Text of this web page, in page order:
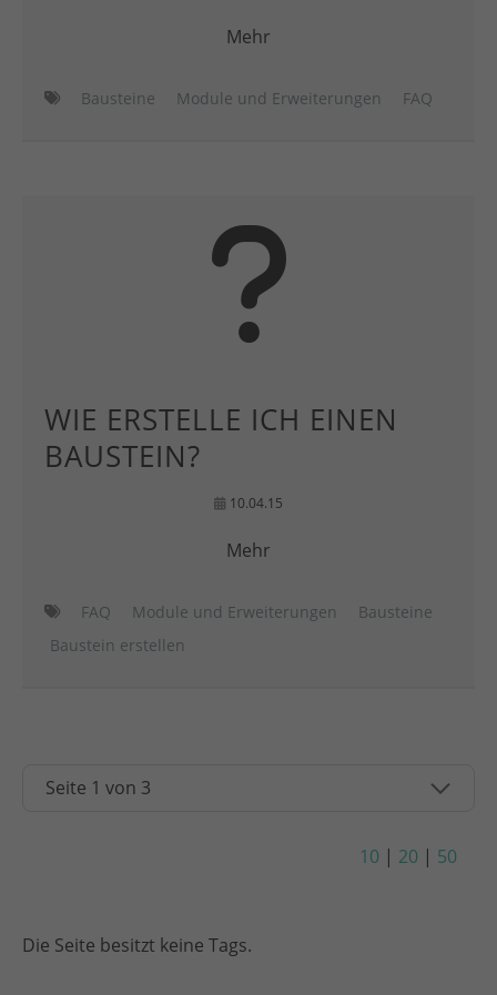
Mehr
Bausteine Module und Erweiterungen FAQ
WIE ERSTELLE ICH EINEN
BAUSTEIN?
10.04.15
Mehr
FAQ Module und Erweiterungen
Bausteine
Baustein erstellen
10 | 20 | 50
Die Seite besitzt keine Tags.